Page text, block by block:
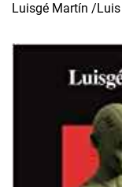
Luisgé Martín /